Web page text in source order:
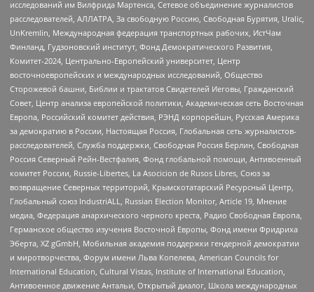
исследований им Вилфрида Мартенса, Сетевое объединение журналистов
расследователей, АЛЛАТРА, За свободную Россию, Свободная Бурятия, Uralic,
UnKremlin, Международная федерация транспортных рабочих, ИстЧам
Финланд, Гудзоновский институт, Фонд Демократического Развития,
Комитет-2024, Центрально-Европейский университет, Центр
восточноевропейских и международных исследований, Общество
Сторожевой башни, Библии и трактатов Свидетелей Иеговы, Гражданский
Совет, Центр анализа европейской политики, Академическая сеть Восточная
Европа, Российский комитет действия, РЭНД корпорейшн, Русская Америка
за демократию в России, Настоящая Россия, Глобальная сеть журналистов-
расследователей, Служба поддержки, Свободная Россия Берлин, Свободная
Россия Северный Рейн-Вестфалия, Фонд глобальной помощи, Антивоенный
комитет России, Russie-Libertes, La Asocicion de Rusos Libres, Союз за
возвращение Северных территорий, Крымскотатарский Ресурсный Центр,
Глобальный союз IndustriALL, Russian Election Monitor, Article 19, Мнение
медиа, Федерация анархического черного креста, Радио Свободная Европа,
Германское общество изучения Восточной Европы, Фонд имени Фридриха
Эберта, XZ gGmbH, Мобильная академия поддержки гендерной демократии
и миротворчества, Форум имени Льва Копелева, American Councils for
International Education, Cultural Vistas, Institute of International Education,
Антивоенное движение Антальи, Открытый диалог, Школа международных